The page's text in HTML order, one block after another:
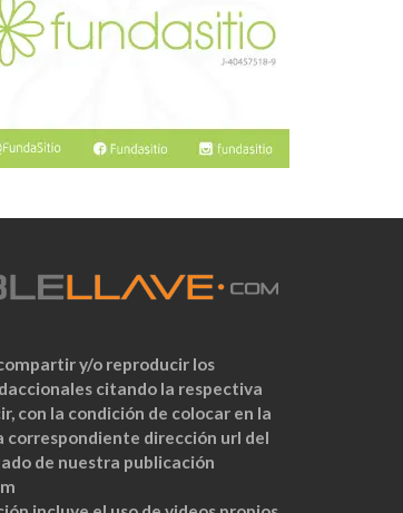
y/o reproducir los
citando la respectiva
con la condición de colocar en la
correspondiente dirección url del
de nuestra publicación